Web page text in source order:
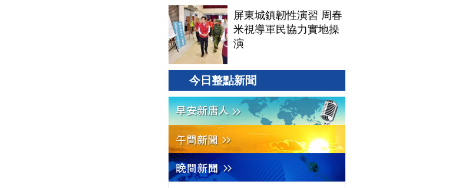
屏東城鎮韌性演習 周春
米視導軍民協力實地操
演
今日整點新聞